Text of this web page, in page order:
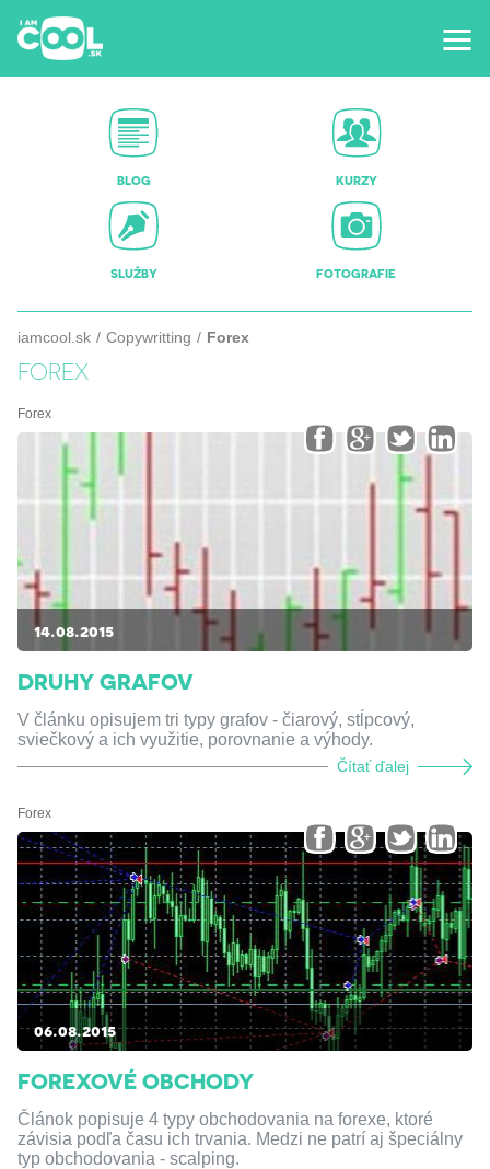
BLOG KURZY
SLUŽBY FOTOGRAFIE
iamcool.sk Copywritting Forex
FOREX
Forex
14.08.2015
DRUHY GRAFOV
V článku opisujem tri typy grafov - čiarový, stĺpcový,
sviečkový a ich využitie, porovnanie a výhody.
Čítať ďalej
Forex
06.08.2015
FOREXOVÉ OBCHODY
Článok popisuje 4 typy obchodovania na forexe, ktoré
závisia podľa času ich trvania. Medzi ne patrí aj špeciálny
typ obchodovania - scalping.